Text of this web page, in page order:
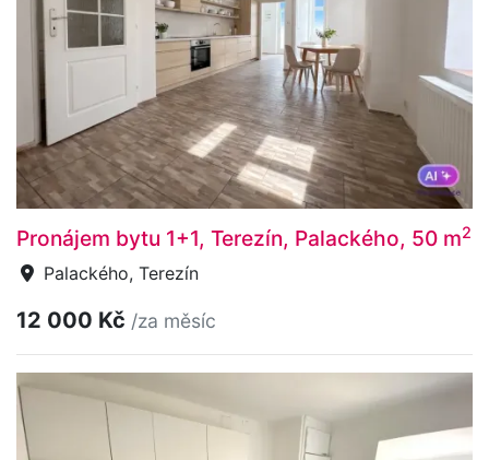
Pronájem bytu 1+1, Terezín, Palackého, 50 m2
Palackého, Terezín
12 000 Kč /za měsíc